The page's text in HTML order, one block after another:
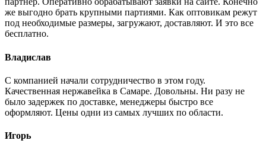
же выгодно брать крупными партиями. Как оптовикам режут
под необходимые размеры, загружают, доставляют. И это все
бесплатно.
Владислав
С компанией начали сотрудничество в этом году.
Качественная нержавейка в Самаре. Довольны. Ни разу не
было задержек по доставке, менеджеры быстро все
оформляют. Цены одни из самых лучших по области.
Игорь